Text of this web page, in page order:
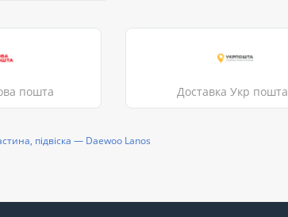
пошта Доставка Укр пошта
підвіска — Daewoo Lanos